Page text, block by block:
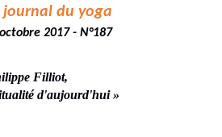
journal du yoga
octobre 2017 - N°187
Filliot,
d'aujourd'hui »